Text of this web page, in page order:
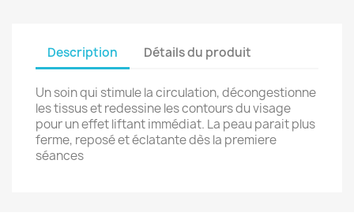
Description Détails du produit
Un soin qui stimule la circulation, décongestionne
les tissus et redessine les contours du visage
pour un effet liftant immédiat. La peau parait plus
ferme, reposé et éclatante dès la premiere
séances